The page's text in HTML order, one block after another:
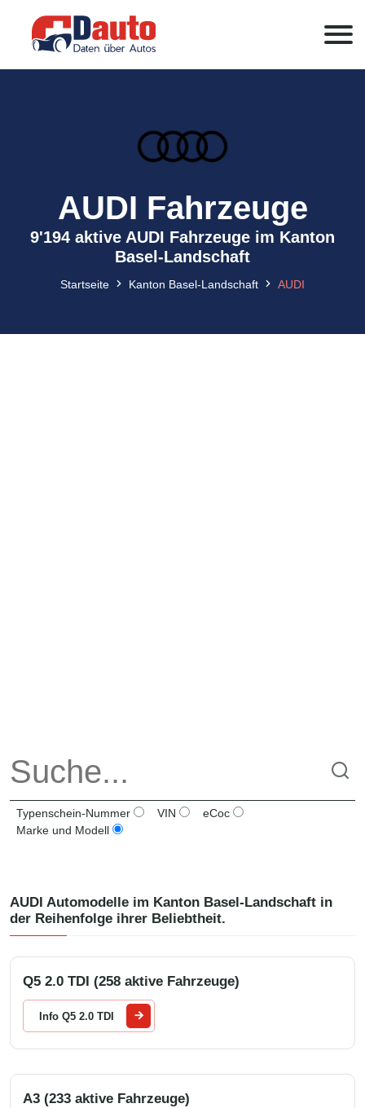
AUDI Fahrzeuge
9'194 aktive AUDI Fahrzeuge im Kanton
Basel-Landschaft
Startseite Kanton Basel-Landschaft AUDI
Typenschein-Nummer VIN
eCoc
Marke und Modell
AUDI Automodelle im Kanton Basel-Landschaft in
der Reihenfolge ihrer Beliebtheit.
Q5 2.0 TDI (258 aktive Fahrzeuge)
Info Q5 2.0 TDI
A3 (233 aktive Fahrzeuge)